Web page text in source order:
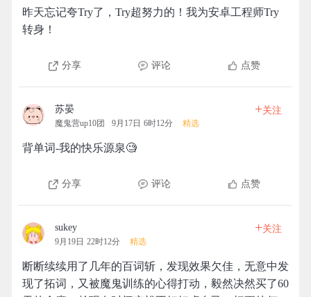
昨天忘记夸Try了，Try超努力的！我为安卓工程师Try
转身！
分享 评论 点赞
苏晏
魔鬼营up10团 9月17日 6时12分 精选
+关注
背单词-我的快乐源泉🧐
分享 评论 点赞
sukey
9月19日 22时12分 精选
+关注
断断续续用了几年的百词斩，发现效果欠佳，无意中发
现了拓词，又被魔鬼训练的心得打动，毅然决然买了60